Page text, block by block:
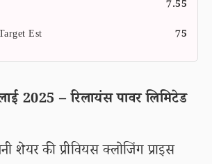
7.55
Est
75
2025 – रिलायंस पावर लिमिटेड
शेयर की प्रीवियस क्लोजिंग प्राइस